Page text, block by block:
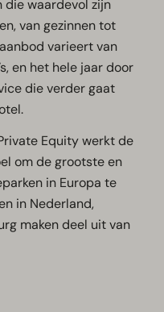
die waardevol zijn
van gezinnen tot
varieert van
en het hele jaar door
die verder gaat
Equity werkt de
om de grootste en
in Europa te
in Nederland,
maken deel uit van